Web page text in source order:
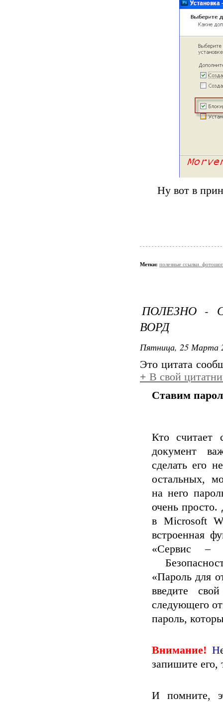
Ну вот в
Метки: полезные ссылки.
ПОЛЕЗНО -
ВОРД
Пятница, 25 Марта
Это цитата
+ В свой
Ставим
Кто считает
документ
сделать его
остальных,
на него
очень
в Microsoft
встроенная
«Сервис –
«Пароль для
введите
следующего
пароль,
Внимание! Н
запишите его,
И помните,